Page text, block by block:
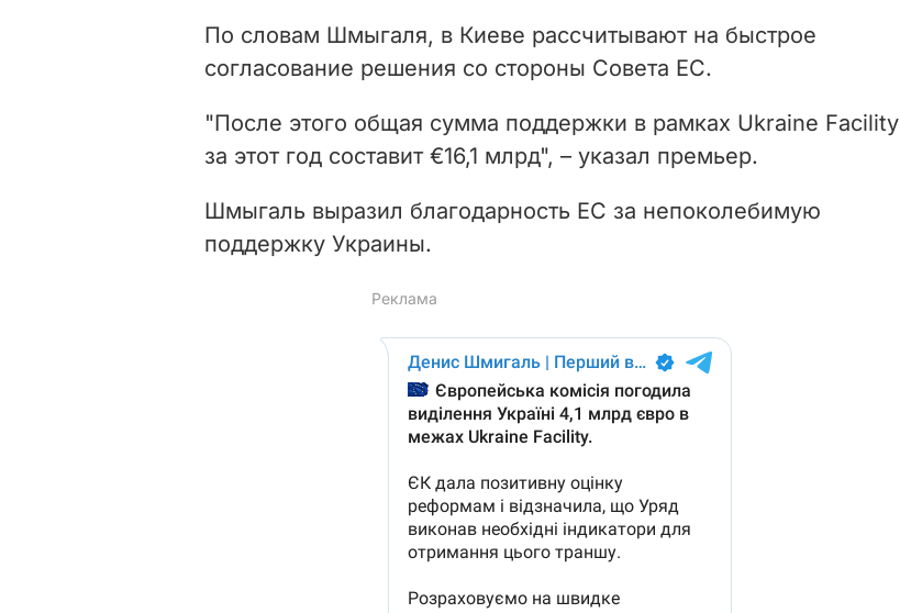
i
d
e
o
По словам Шмыгаля, в Киеве рассчитывают на быстрое
согласование решения со стороны Совета ЕС.
"После этого общая сумма поддержки в рамках Ukraine Facility
за этот год составит €16,1 млрд", – указал премьер.
Шмыгаль выразил благодарность ЕС за непоколебимую
поддержку Украины.